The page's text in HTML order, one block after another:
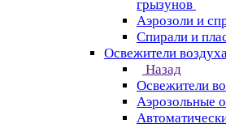
грызунов
Аэрозоли и
Спирали и
Освежители
Назад
Освежители
Аэрозольные